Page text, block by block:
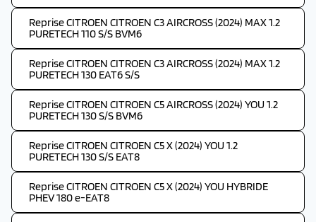
Reprise CITROEN CITROEN C3 AIRCROSS (2024) MAX 1.2
PURETECH 110 S/S BVM6
Reprise CITROEN CITROEN C3 AIRCROSS (2024) MAX 1.2
PURETECH 130 EAT6 S/S
Reprise CITROEN CITROEN C5 AIRCROSS (2024) YOU 1.2
PURETECH 130 S/S BVM6
Reprise CITROEN CITROEN C5 X (2024) YOU 1.2
PURETECH 130 S/S EAT8
Reprise CITROEN CITROEN C5 X (2024) YOU HYBRIDE
PHEV 180 e-EAT8